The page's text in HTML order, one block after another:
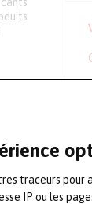
traceurs pour
IP ou les
et